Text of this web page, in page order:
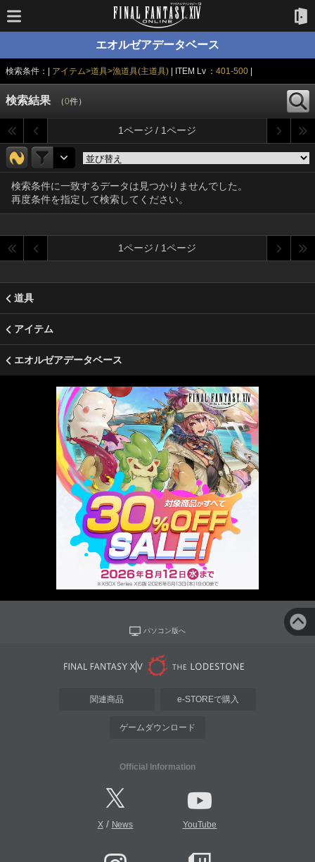
エオルゼアデータベース
検索条件：| アイテム>道具>漁道具(主道具) | ITEM Lv ：401-500
検索結果 （0件）
1ページ / 1ページ
検索条件に一致するデータは見つかりませんでした。
再度条件を指定して検索してください。
1ページ / 1ページ
道具
アイテム
エオルゼアデータベース
パソコン版へ
関連商品 e-STOREで購入
ゲームダウンロード
Official Information
X/ News YouTube